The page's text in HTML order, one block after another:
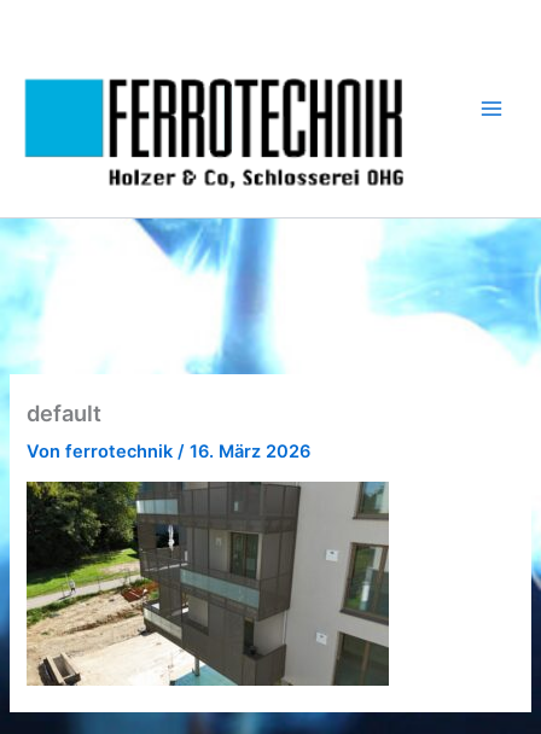
default
Vonferrotechnik /16. März 2026